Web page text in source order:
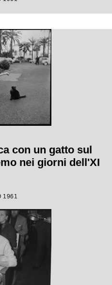
con un gatto sul
nei giorni dell'XI
1961